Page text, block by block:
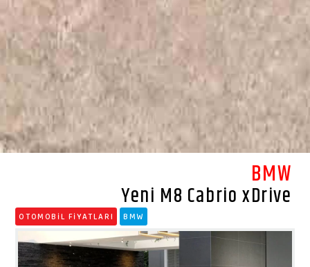
BMW
Yeni M8 Cabrio xDrive
OTOMOBİL FİYATLARI BMW